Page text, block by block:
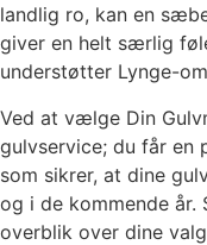
landlig ro, kan en
giver en helt særlig
understøtter Lynge-
Ved at vælge Din
gulvservice; du får en
som sikrer, at dine
og i de kommende år.
overblik over dine